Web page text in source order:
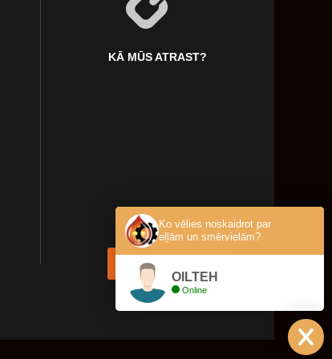
KĀ MŪS ATRAST?
KONTAKTI
Ko vēlies noskaidrot par
eļļām un smērvielām?
OILTEH
Online